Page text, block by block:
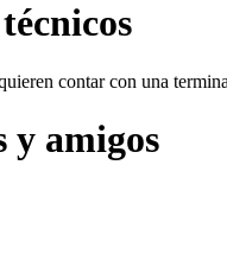
contar con una
y amigos